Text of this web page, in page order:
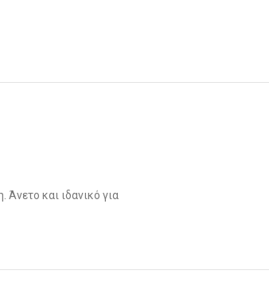
και ιδανικό για